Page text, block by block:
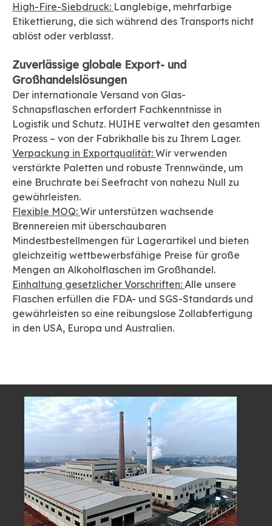
High-Fire-Siebdruck: Langlebige, mehrfarbige
Etikettierung, die sich während des Transports nicht
ablöst oder verblasst.
Zuverlässige globale Export- und
Großhandelslösungen
Der internationale Versand von Glas-
Schnapsflaschen erfordert Fachkenntnisse in
Logistik und Schutz. HUIHE verwaltet den gesamten
Prozess – von der Fabrikhalle bis zu Ihrem Lager.
Verpackung in Exportqualität: Wir verwenden
verstärkte Paletten und robuste Trennwände, um
eine Bruchrate bei Seefracht von nahezu Null zu
gewährleisten.
Flexible MOQ: Wir unterstützen wachsende
Brennereien mit überschaubaren
Mindestbestellmengen für Lagerartikel und bieten
gleichzeitig wettbewerbsfähige Preise für große
Mengen an Alkoholflaschen im Großhandel.
Einhaltung gesetzlicher Vorschriften: Alle unsere
Flaschen erfüllen die FDA- und SGS-Standards und
gewährleisten so eine reibungslose Zollabfertigung
in den USA, Europa und Australien.